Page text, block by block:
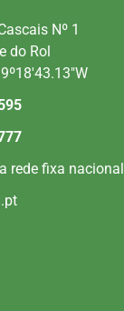
Nº 1
do Rol
rede fixa nacional